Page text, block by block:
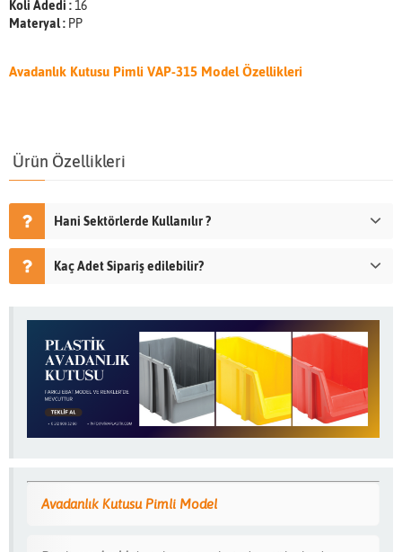
Koli Adedi :16
Materyal : PP
Avadanlık Kutusu Pimli VAP-315 Model Özellikleri
Ürün Özellikleri
Hani Sektörlerde Kullanılır ?
Kaç Adet Sipariş edilebilir?
Avadanlık Kutusu Pimli Model